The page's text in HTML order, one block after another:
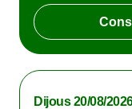
Dijous 20/08/